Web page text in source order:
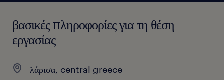
βασικές πληροφορίες για τη θέση
εργασίας
λάρισα, central greece